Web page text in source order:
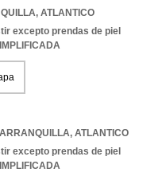
, ATLANTICO
excepto prendas de piel
, ATLANTICO
excepto prendas de piel